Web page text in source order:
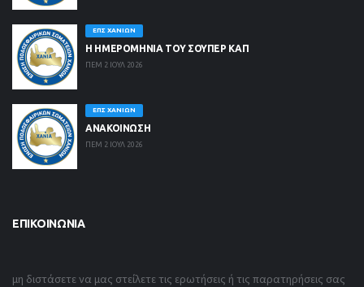
ΕΠΣ ΧΑΝΊΩΝ
Η ΗΜΕΡΟΜΗΝΙΑ ΤΟΥ ΣΟΥΠΕΡ ΚΑΠ
ΠΕΜ 2 ΙΟΥΛ 2026
ΕΠΣ ΧΑΝΊΩΝ
ΑΝΑΚΟΙΝΩΣΗ
ΠΕΜ 2 ΙΟΥΛ 2026
ΕΠΙΚΟΙΝΩΝΊΑ
μη διστάσετε να μας στείλετε τις ερωτήσεις ή τις παρατηρήσεις σας